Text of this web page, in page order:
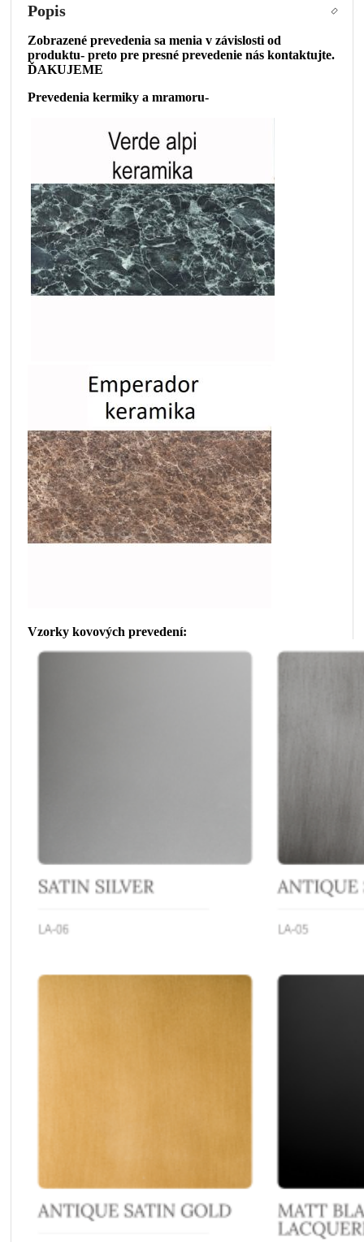
Popis
Zobrazené prevedenia sa menia v závislosti od
produktu- preto pre presné prevedenie nás kontaktujte.
ĎAKUJEME
Prevedenia kermiky a mramoru-
Vzorky kovových prevedení: